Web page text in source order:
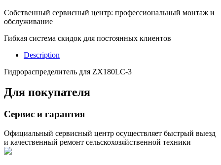
Собственный сервисный центр: профессиональный монтаж и
обслуживание
Гибкая система скидок для постоянных клиентов
Description
Гидрораспределитель для ZX180LC-3
Для покупателя
Сервис и гарантия
Официальный сервисный центр осуществляет быстрый выезд
и качественный ремонт сельскохозяйственной техники